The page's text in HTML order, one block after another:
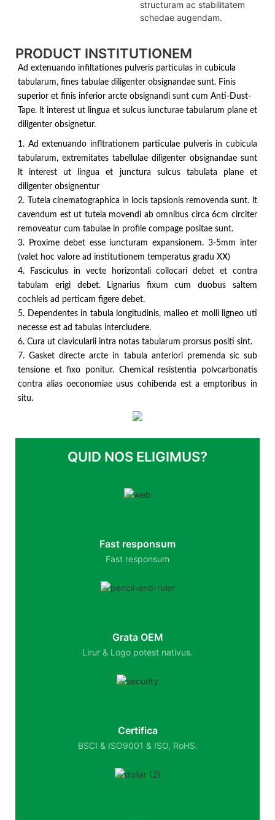
structuram ac stabilitatem
schedae augendam.
PRODUCT INSTITUTIONEM
Ad extenuando infiltationes pulveris particulas in cubicula
tabularum, fines tabulae diligenter obsignandae sunt. Finis
superior et finis inferior arcte obsignandi sunt cum Anti-Dust-
Tape. lt interest ut lingua et sulcus iuncturae tabularum plane et
diligenter obsignetur.
1. Ad extenuando infltrationem particulae pulveris in cubicula
tabularum, extremitates tabellulae diligenter obsignandae sunt
lt interest ut lingua et junctura sulcus tabulata plane et
diligenter obsignentur
2. Tutela cinematographica in locis tapsionis removenda sunt. lt
cavendum est ut tutela movendi ab omnibus circa 6cm circiter
removeatur cum tabulae in profile compage positae sunt.
3. Proxime debet esse iuncturam expansionem. 3-5mm inter
(valet hoc valore ad institutionem temperatus gradu XX)
4. Fasciculus in vecte horizontali collocari debet et contra
tabulam erigi debet. Lignarius fixum cum duobus saltem
cochleis ad perticam figere debet.
5. Dependentes in tabula longitudinis, malleo et molli ligneo uti
necesse est ad tabulas intercludere.
6. Cura ut clavicularii intra notas tabularum prorsus positi sint.
7. Gasket directe arcte in tabula anteriori premenda sic sub
tensione et fixo ponitur. Chemical resistentia polvcarbonatis
contra alias oeconomiae usus cohibenda est a emptoribus in
situ.
QUID NOS ELIGIMUS?
Fast responsum
Fast responsum
Grata OEM
Lirur & Logo potest nativus.
Certifica
BSCI & ISO9001 & ISO, RoHS.